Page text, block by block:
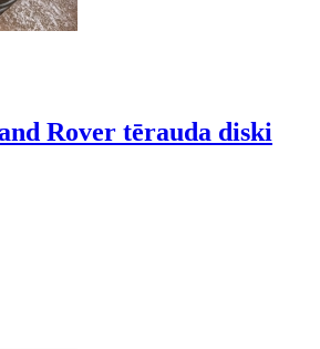
Rover tērauda diski